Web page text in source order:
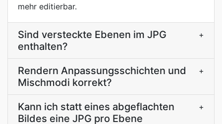
mehr editierbar.
Sind versteckte Ebenen im JPG
enthalten?
+
Rendern Anpassungsschichten und
Mischmodi korrekt?
+
Kann ich statt eines abgeflachten
Bildes eine JPG pro Ebene
+